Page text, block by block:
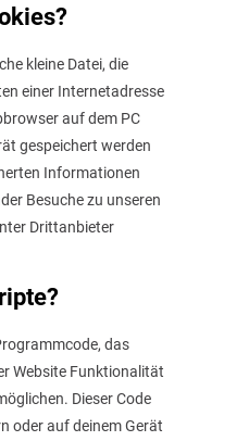
kleine Datei, die
einer Internetadresse
auf dem PC
gespeichert werden
Informationen
Besuche zu unseren
Drittanbieter
das
Website Funktionalität
Dieser Code
oder auf deinem Gerät